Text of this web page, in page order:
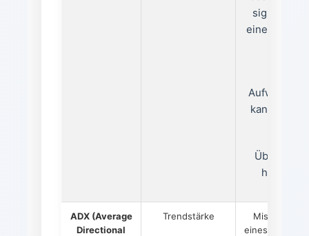
eine
kann aber
ADX (Average
Directional
Trendstärke
Misst die
eines Trends.